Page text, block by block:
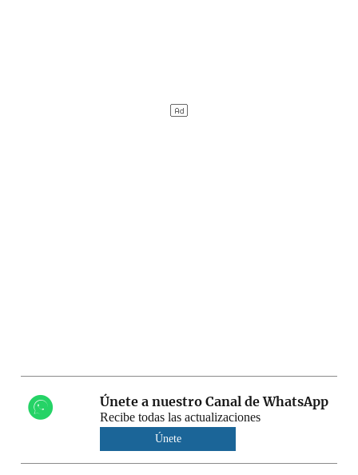
Únete a nuestro Canal de WhatsApp
Recibe todas las actualizaciones
Únete